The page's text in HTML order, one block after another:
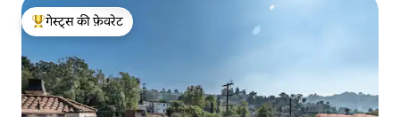
गेस्ट्स का टॉप फ़ेवरेट
गेस्ट्स की फ़ेवरेट